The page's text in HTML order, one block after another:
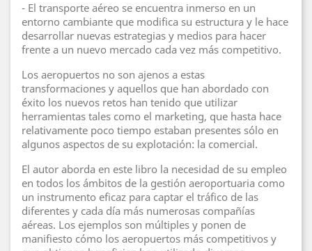
- El transporte aéreo se encuentra inmerso en un
entorno cambiante que modifica su estructura y le hace
desarrollar nuevas estrategias y medios para hacer
frente a un nuevo mercado cada vez más competitivo.
Los aeropuertos no son ajenos a estas
transformaciones y aquellos que han abordado con
éxito los nuevos retos han tenido que utilizar
herramientas tales como el marketing, que hasta hace
relativamente poco tiempo estaban presentes sólo en
algunos aspectos de su explotación: la comercial.
El autor aborda en este libro la necesidad de su empleo
en todos los ámbitos de la gestión aeroportuaria como
un instrumento eficaz para captar el tráfico de las
diferentes y cada día más numerosas compañías
aéreas. Los ejemplos son múltiples y ponen de
manifiesto cómo los aeropuertos más competitivos y